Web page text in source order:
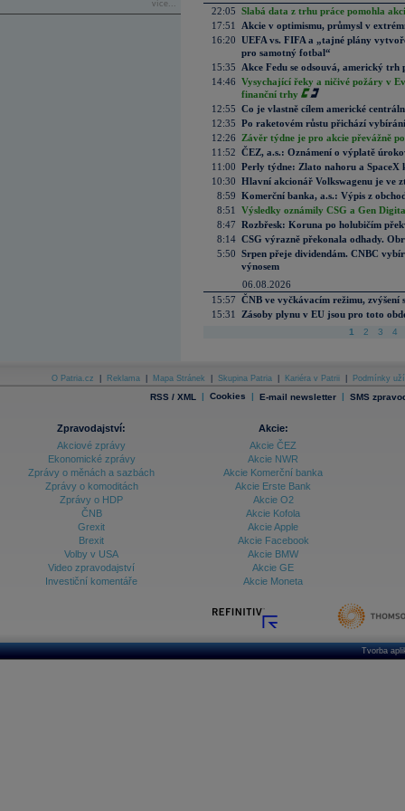
více...
22:05 Slabá data z trhu práce pomohla
17:51
Akcie v optimismu, průmysl v
16:20 UEFA vs. FIFA a „tajné plány
pro samotný fotbal“
15:35
Akce Fedu se odsouvá, americký
14:46 Vysychající řeky a ničivé požáry v
finanční trhy
12:55 Co je vlastně cílem americké
12:35 Po raketovém růstu přichází
12:26
Závěr týdne je pro akcie převážně
11:52 ČEZ, a.s.: Oznámení o výplatě
11:00 Perly týdne: Zlato nahoru a SpaceX
10:30 Hlavní akcionář Volkswagenu je ve
8:59 Komerční banka, a.s.: Výpis z
8:51
Výsledky oznámily CSG a Gen
8:47 Rozbřesk: Koruna po holubičím
8:14 CSG výrazně překonala odhady.
5:50 Srpen přeje dividendám. CNBC
výnosem
06.08.2026
15:57 ČNB ve vyčkávacím režimu, zvýšení
15:31
Zásoby plynu v EU jsou pro toto
1 2 3 4
O Patria.cz Reklama Mapa Stránek Skupina Patria Kariéra v Patrii Podmínky
RSS / XML | Cookies | E-mail newsletter | SMS
Zpravodajství:
Akciové zprávy
Ekonomické zprávy
Zprávy o měnách a sazbách
Zprávy o komoditách
Zprávy o HDP
ČNB
Grexit
Brexit
Volby v USA
Video zpravodajství
Investiční komentáře
Akcie:
Akcie ČEZ
Akcie NWR
Akcie Komerční banka
Akcie Erste Bank
Akcie O2
Akcie Kofola
Akcie Apple
Akcie Facebook
Akcie BMW
Akcie GE
Akcie Moneta
Tvorba